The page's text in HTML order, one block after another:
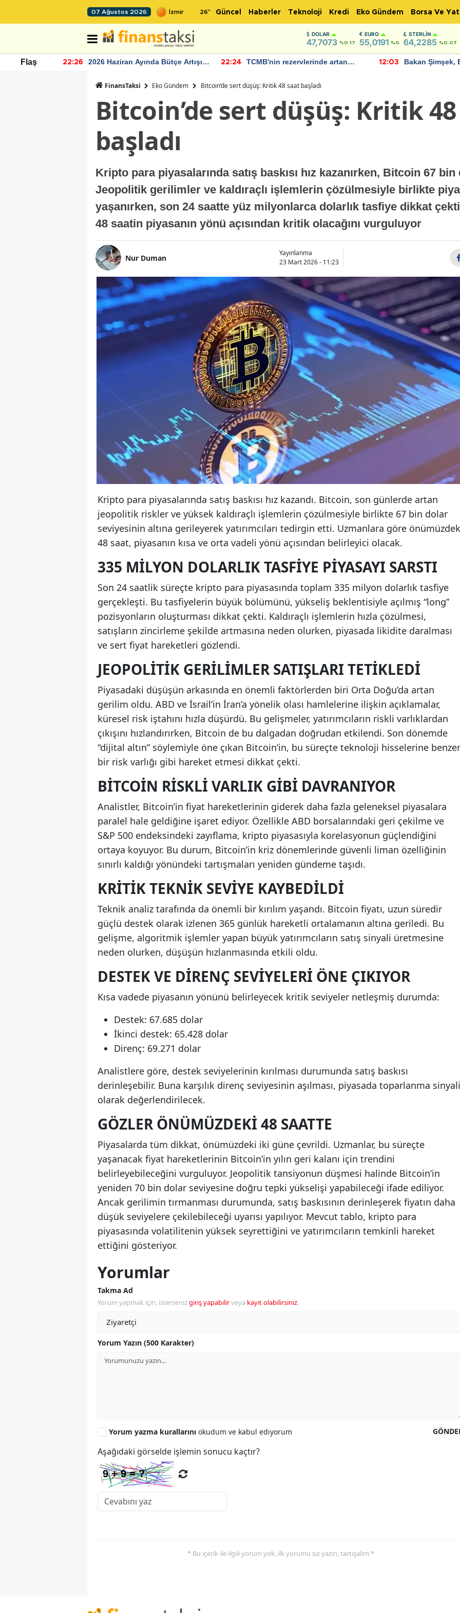
07 Ağustos 2026 26° Güncel Haberler Teknoloji Kredi Eko Gündem Borsa Ve
DOLAR
47,7073 %0.17
EURO
55,0191 %0
STERLIN
64,2285 %0.07
Flaş 22:26
2026 Haziran Ayında Bütçe Artışı
22:24
TCMB'nin rezervlerinde artan
12:03
Bakan Şimşek,
FinansTaksi Eko Gündem Bitcoin’de sert düşüş: Kritik 48 saat başladı
Bitcoin’de sert düşüş: Kritik
başladı
Kripto para piyasalarında satış baskısı hız kazanırken, Bitcoin 67
Jeopolitik gerilimler ve kaldıraçlı işlemlerin çözülmesiyle birlikte
yaşanırken, son 24 saatte yüz milyonlarca dolarlık tasfiye dikkat
48 saatin piyasanın yönü açısından kritik olacağını vurguluyor
Nur Duman
Yayınlanma
23 Mart 2026 - 11:23
Kripto para piyasalarında satış baskısı hız kazandı. Bitcoin, son günlerde artan
jeopolitik riskler ve yüksek kaldıraçlı işlemlerin çözülmesiyle birlikte 67 bin dolar
seviyesinin altına gerileyerek yatırımcıları tedirgin etti. Uzmanlara göre
48 saat, piyasanın kısa ve orta vadeli yönü açısından belirleyici olacak.
335 MILYON DOLARLIK TASFIYE PIYASAYI SARSTI
Son 24 saatlik süreçte kripto para piyasasında toplam 335 milyon dolarlık tasfiye
gerçekleşti. Bu tasfiyelerin büyük bölümünü, yükseliş beklentisiyle açılmış “long”
pozisyonların oluşturması dikkat çekti. Kaldıraçlı işlemlerin hızla çözülmesi,
satışların zincirleme şekilde artmasına neden olurken, piyasada likidite daralması
ve sert fiyat hareketleri gözlendi.
JEOPOLITIK GERILIMLER SATIŞLARI TETIKLEDI
Piyasadaki düşüşün arkasında en önemli faktörlerden biri Orta Doğu’da artan
gerilim oldu. ABD ve İsrail’in İran’a yönelik olası hamlelerine ilişkin açıklamalar,
küresel risk iştahını hızla düşürdü. Bu gelişmeler, yatırımcıların riskli varlıklardan
çıkışını hızlandırırken, Bitcoin de bu dalgadan doğrudan etkilendi. Son dönemde
“dijital altın” söylemiyle öne çıkan Bitcoin’in, bu süreçte teknoloji hisselerine benzer
bir risk varlığı gibi hareket etmesi dikkat çekti.
BITCOIN RISKLI VARLIK GIBI DAVRANIYOR
Analistler, Bitcoin’in fiyat hareketlerinin giderek daha fazla geleneksel piyasalara
paralel hale geldiğine işaret ediyor. Özellikle ABD borsalarındaki geri çekilme ve
S&P 500 endeksindeki zayıflama, kripto piyasasıyla korelasyonun güçlendiğini
ortaya koyuyor. Bu durum, Bitcoin’in kriz dönemlerinde güvenli liman özelliğinin
sınırlı kaldığı yönündeki tartışmaları yeniden gündeme taşıdı.
KRITIK TEKNIK SEVIYE KAYBEDILDI
Teknik analiz tarafında da önemli bir kırılım yaşandı. Bitcoin fiyatı, uzun süredir
güçlü destek olarak izlenen 365 günlük hareketli ortalamanın altına geriledi. Bu
gelişme, algoritmik işlemler yapan büyük yatırımcıların satış sinyali üretmesine
neden olurken, düşüşün hızlanmasında etkili oldu.
DESTEK VE DIRENÇ SEVIYELERI ÖNE ÇIKIYOR
Kısa vadede piyasanın yönünü belirleyecek kritik seviyeler netleşmiş durumda:
Destek: 67.685 dolar
İkinci destek: 65.428 dolar
Direnç: 69.271 dolar
Analistlere göre, destek seviyelerinin kırılması durumunda satış baskısı
derinleşebilir. Buna karşılık direnç seviyesinin aşılması, piyasada toparlanma sinyali
olarak değerlendirilecek.
GÖZLER ÖNÜMÜZDEKI 48 SAATTE
Piyasalarda tüm dikkat, önümüzdeki iki güne çevrildi. Uzmanlar, bu süreçte
yaşanacak fiyat hareketlerinin Bitcoin’in yılın geri kalanı için trendini
belirleyebileceğini vurguluyor. Jeopolitik tansiyonun düşmesi halinde Bitcoin’in
yeniden 70 bin dolar seviyesine doğru tepki yükselişi yapabileceği ifade ediliyor.
Ancak gerilimin tırmanması durumunda, satış baskısının derinleşerek fiyatın daha
düşük seviyelere çekilebileceği uyarısı yapılıyor. Mevcut tablo, kripto para
piyasasında volatilitenin yüksek seyrettiğini ve yatırımcıların temkinli hareket
ettiğini gösteriyor.
Yorumlar
Takma Ad
Yorum yapmak için, istersenizgiriş yapabilirveya kayıt olabilirsiniz.
Yorum Yazın (500 Karakter)
Yorum yazma kurallarını okudum ve kabul ediyorum
Aşağıdaki görselde işlemin sonucu kaçtır?
* Bu içerik ile ilgili yorum yok, ilk yorumu siz yazın, tartışalım *